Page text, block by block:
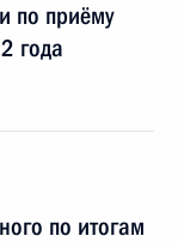
по приёму
года
по итогам